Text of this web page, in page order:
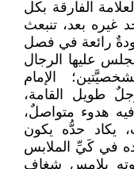
الفارقة بكل
غيره بعد، تنبعث
رائعة في فصل
عليها الرجال
الإمام
طويل القامة،
هدوء متواصلٌ،
يكاد حدُّه يكون
في كَيِّ الملابس
يلامس شغاف